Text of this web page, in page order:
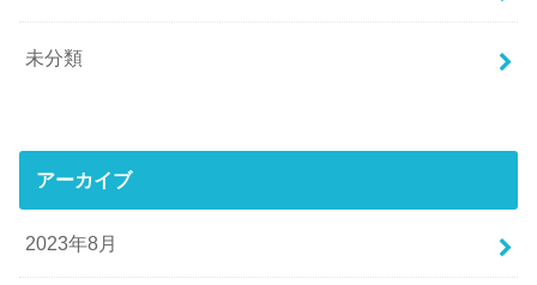
未分類
アーカイブ
2023年8月